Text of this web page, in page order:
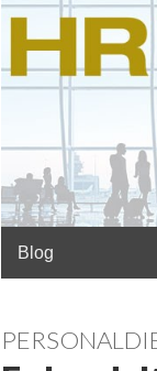
Hauptmenü
Blog